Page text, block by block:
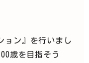
ョン』を行いまし
歳を目指そう